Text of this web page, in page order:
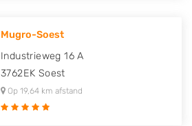
Mugro-Soest
Industrieweg 16 A
3762EK Soest
Op 19,64 km afstand